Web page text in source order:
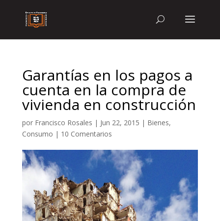
Garantías en los pagos a
cuenta en la compra de
vivienda en construcción
por Francisco Rosales | Jun 22, 2015 | Bienes,
Consumo | 10 Comentarios